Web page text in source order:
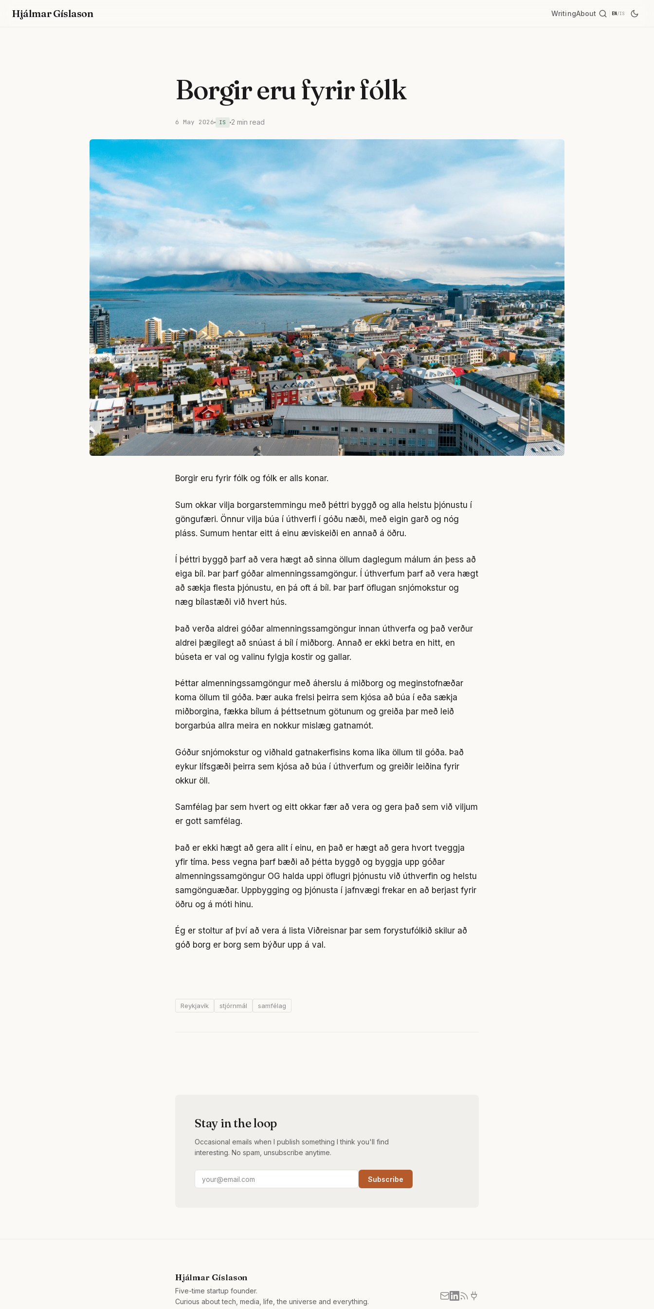
Hjálmar Gíslason WritingAbout EN/IS
Borgir eru fyrir fólk
6 May 2026 IS 2 min read
Borgir eru fyrir fólk og fólk er alls konar.
Sum okkar vilja borgarstemmingu með þéttri byggð og alla helstu þjónustu í
göngufæri. Önnur vilja búa í úthverfi í góðu næði, með eigin garð og nóg
pláss. Sumum hentar eitt á einu æviskeiði en annað á öðru.
Í þéttri byggð þarf að vera hægt að sinna öllum daglegum málum án þess að
eiga bíl. Þar þarf góðar almenningssamgöngur. Í úthverfum þarf að vera hægt
að sækja flesta þjónustu, en þá oft á bíl. Þar þarf öflugan snjómokstur og
næg bílastæði við hvert hús.
Það verða aldrei góðar almenningssamgöngur innan úthverfa og það verður
aldrei þægilegt að snúast á bíl í miðborg. Annað er ekki betra en hitt, en
búseta er val og valinu fylgja kostir og gallar.
Þéttar almenningssamgöngur með áherslu á miðborg og meginstofnæðar
koma öllum til góða. Þær auka frelsi þeirra sem kjósa að búa í eða sækja
miðborgina, fækka bílum á þéttsetnum götunum og greiða þar með leið
borgarbúa allra meira en nokkur mislæg gatnamót.
Góður snjómokstur og viðhald gatnakerfisins koma líka öllum til góða. Það
eykur lífsgæði þeirra sem kjósa að búa í úthverfum og greiðir leiðina fyrir
okkur öll.
Samfélag þar sem hvert og eitt okkar fær að vera og gera það sem við viljum
er gott samfélag.
Það er ekki hægt að gera allt í einu, en það er hægt að gera hvort tveggja
yfir tíma. Þess vegna þarf bæði að þétta byggð og byggja upp góðar
almenningssamgöngur OG halda uppi öflugri þjónustu við úthverfin og helstu
samgönguæðar. Uppbygging og þjónusta í jafnvægi frekar en að berjast fyrir
öðru og á móti hinu.
Ég er stoltur af því að vera á lista Viðreisnar þar sem forystufólkið skilur að
góð borg er borg sem býður upp á val.
Reykjavík stjórnmál samfélag
Stay in the loop
Occasional emails when I publish something I think you'll find
interesting. No spam, unsubscribe anytime.
Subscribe
Hjálmar Gíslason
Five-time startup founder.
Curious about tech, media, life, the universe and everything.